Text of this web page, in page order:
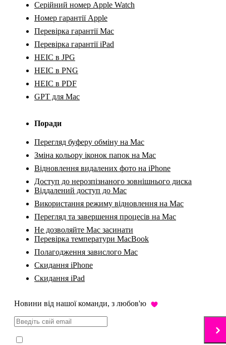
Серійний номер Apple Watch
Номер гарантії Apple
Перевірка гарантії Mac
Перевірка гарантії iPad
HEIC в JPG
HEIC в PNG
HEIC в PDF
GPT для Mac
Поради
Перегляд буферу обміну на Mac
Зміна кольору іконок папок на Mac
Відновлення видалених фото на iPhone
Доступ до нерозпізнаного зовнішнього диска
Віддалений доступ до Mac
Використання режиму відновлення на Mac
Перегляд та завершення процесів на Mac
Не дозволяйте Mac засинати
Перевірка температури MacBook
Полагодження завислого Mac
Скидання iPhone
Скидання iPad
Новини від нашої команди, з любов'ю